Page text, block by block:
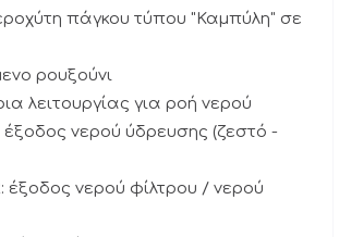
πάγκου τύπου "Καμπύλη" σε
ρουξούνι
λειτουργίας για ροή νερού
έξοδος νερού ύδρευσης (ζεστό -
έξοδος νερού φίλτρου / νερού